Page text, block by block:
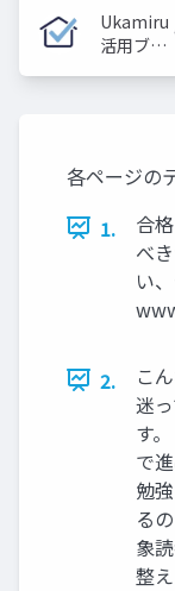
Ukamiru
活用ブロ
各ページの
1.
合
べ
い
2.
こ
迷
す
で
勉
る
象
整